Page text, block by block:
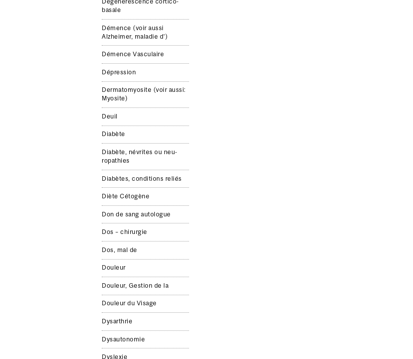
Dégénéres­cence cortico-​
basale
Démence (voir aussi
Alzheimer, mal­adie d’)
Démence Vasculaire
Dépres­sion
Der­mato­myosite (voir aussi:
Myosite)
Deuil
Dia­bète
Dia­bète, névrites ou neu­
ropathies
Dia­bètes, con­di­tions reliés
Diète Cétogène
Don de sang auto­logue
Dos – chirurgie
Dos, mal de
Douleur
Douleur, Ges­tion de la
Douleur du Vis­age
Dysarthrie
Dysautonomie
Dyslexie